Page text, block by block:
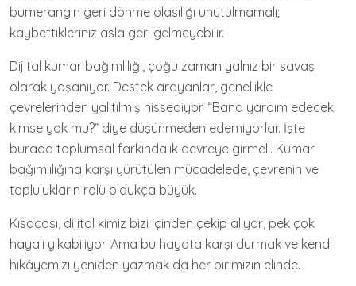
bumerangın geri dönme olasılığı unutulmamalı;
kaybettikleriniz asla geri gelmeyebilir.
Dijital kumar bağımlılığı, çoğu zaman yalnız bir savaş
olarak yaşanıyor. Destek arayanlar, genellikle
çevrelerinden yalıtılmış hissediyor. “Bana yardım edecek
kimse yok mu?” diye düşünmeden edemiyorlar. İşte
burada toplumsal farkındalık devreye girmeli. Kumar
bağımlılığına karşı yürütülen mücadelede, çevrenin ve
toplulukların rolü oldukça büyük.
Kısacası, dijital kimiz bizi içinden çekip alıyor, pek çok
hayali yıkabiliyor. Ama bu hayata karşı durmak ve kendi
hikâyemizi yeniden yazmak da her birimizin elinde.